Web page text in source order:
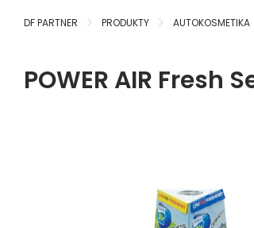
DF PARTNER PRODUKTY AUTOKOSMETIKA
POWER AIR Fresh